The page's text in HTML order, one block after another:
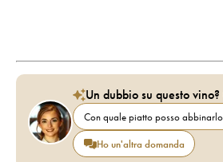
Un dubbio su questo
Con quale piatto posso
Ho un'altra domanda